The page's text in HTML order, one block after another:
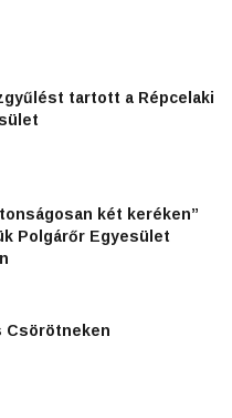
tartott a Répcelaki
két keréken”
Polgárőr Egyesület
Csörötneken